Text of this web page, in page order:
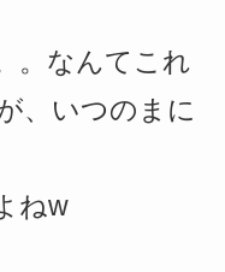
。なんてこれ
、いつのまに
ねw